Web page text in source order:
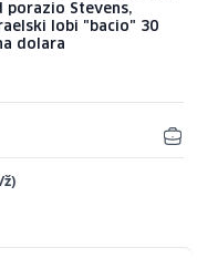
porazio Stevens,
lobi "bacio" 30
dolara